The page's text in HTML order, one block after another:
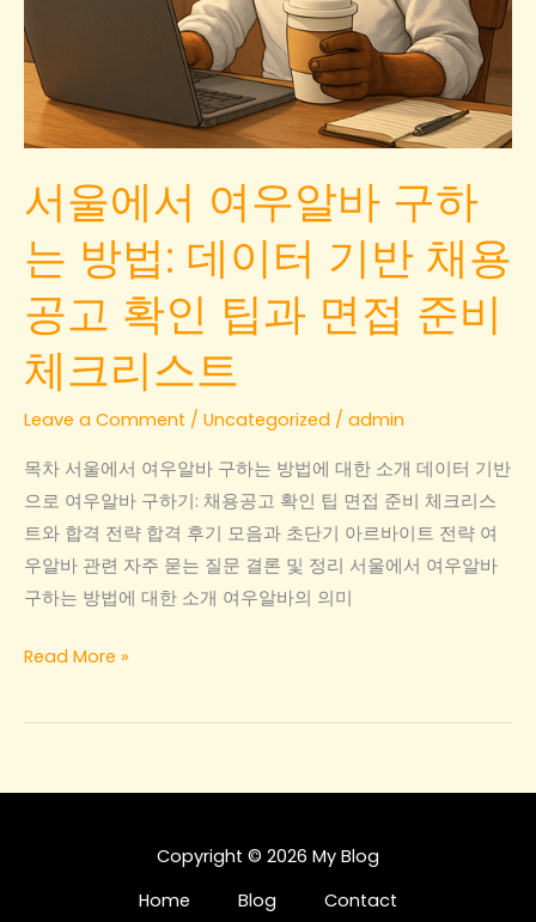
초
보
지
가
한
인
비
교
서울에서 여우알바 구하
는 방법: 데이터 기반 채용
공고 확인 팁과 면접 준비
체크리스트
Leave a Comment / Uncategorized / admin
목차 서울에서 여우알바 구하는 방법에 대한 소개 데이터 기반
으로 여우알바 구하기: 채용공고 확인 팁 면접 준비 체크리스
트와 합격 전략 합격 후기 모음과 초단기 아르바이트 전략 여
우알바 관련 자주 묻는 질문 결론 및 정리 서울에서 여우알바
구하는 방법에 대한 소개 여우알바의 의미
서
에
Read More »
Copyright © 2026 My Blog
Home
Blog Contact